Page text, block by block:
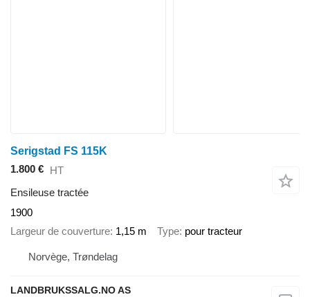
Serigstad FS 115K
1.800 € HT
Ensileuse tractée
1900
Largeur de couverture 1,15 m Type pour tracteur
Norvège, Trøndelag
LANDBRUKSSALG.NO AS